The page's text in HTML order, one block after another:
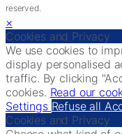
reserved.
×
Cookies and Privacy
We use cookies to
display personalised
traffic. By clicking
cookies. Read our
Settings Refuse all
Cookies and Privacy